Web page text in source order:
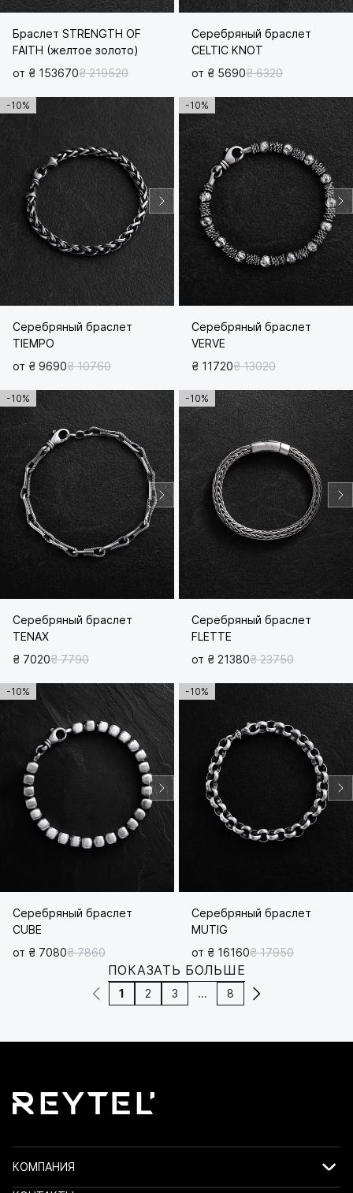
Браслет STRENGTH OF
FAITH (желтое золото)
от ₴ 153670₴ 219520
Серебряный браслет
CELTIC KNOT
от ₴ 5690₴ 6320
-10%
Серебряный браслет
TIEMPO
от ₴ 9690₴ 10760
-10%
Серебряный браслет
VERVE
₴ 11720₴ 13020
-10%
Серебряный браслет
TENAX
₴ 7020₴ 7790
-10%
Серебряный браслет
FLETTE
от ₴ 21380₴ 23750
-10%
Серебряный браслет
CUBE
от ₴ 7080₴ 7860
-10%
Серебряный браслет
MUTIG
от ₴ 16160₴ 17950
ПОКАЗАТЬ БОЛЬШЕ
1 2 3 ... 8
КОМПАНИЯ